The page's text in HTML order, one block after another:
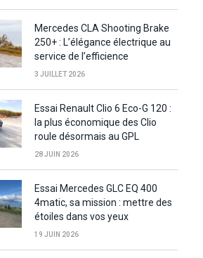
Mercedes CLA Shooting Brake
250+ : L’élégance électrique au
service de l’efficience
3 JUILLET 2026
Essai Renault Clio 6 Eco-G 120 :
la plus économique des Clio
roule désormais au GPL
28 JUIN 2026
Essai Mercedes GLC EQ 400
4matic, sa mission : mettre des
étoiles dans vos yeux
19 JUIN 2026